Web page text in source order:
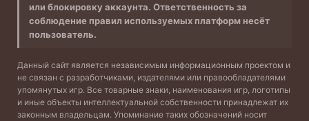
или блокировку аккаунта. Ответственность за
соблюдение правил используемых платформ несёт
пользователь.
Данный сайт является независимым информационным проектом и
не связан с разработчиками, издателями или правообладателями
упомянутых игр. Все товарные знаки, наименования игр, логотипы
и иные объекты интеллектуальной собственности принадлежат их
законным владельцам. Упоминание таких обозначений носит